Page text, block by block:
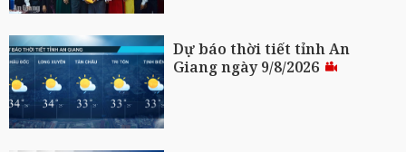
Dự báo thời tiết tỉnh An
Giang ngày 9/8/2026